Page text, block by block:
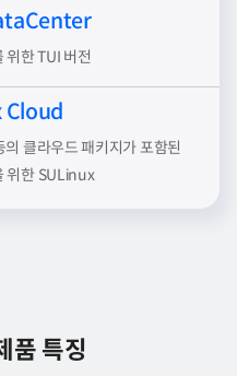
위한 TUI 버전
Cloud
클라우드 패키지가 포함된
위한 SULinux
품 특징